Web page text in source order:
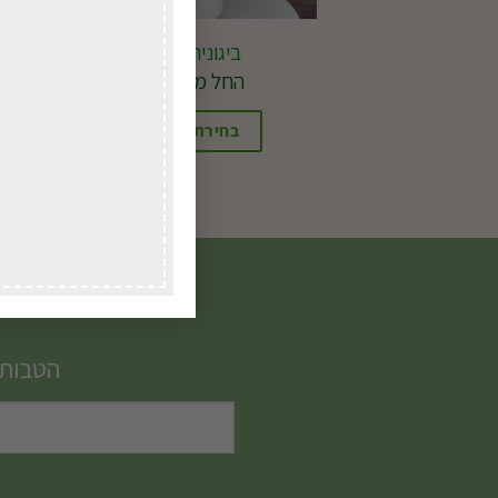
ביגוניה ורד ע.15
החל מ-
בחירת אפשרויות
את